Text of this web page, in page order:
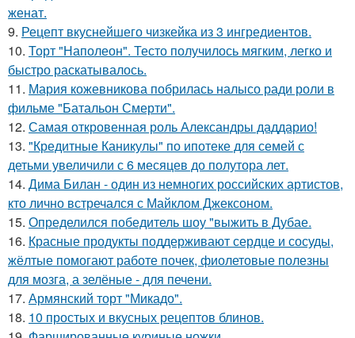
женат.
9. Рецепт вкуснейшего чизкейка из 3 ингредиентов.
10. Торт "Наполеон". Тесто получилось мягким, легко и
быстро раскатывалось.
11. Мария кожевникова побрилась налысо ради роли в
фильме "Батальон Смерти".
12. Самая откровенная роль Александры даддарио!
13. "Кредитные Каникулы" по ипотеке для семей с
детьми увеличили с 6 месяцев до полутора лет.
14. Дима Билан - один из немногих российских артистов,
кто лично встречался с Майклом Джексоном.
15. Определился победитель шоу "выжить в Дубае.
16. Красные продукты поддерживают сердце и сосуды,
жёлтые помогают работе почек, фиолетовые полезны
для мозга, а зелёные - для печени.
17. Армянский торт "Микадо".
18. 10 простых и вкусных рецептов блинов.